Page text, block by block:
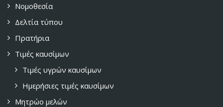
Νομοθεσία
Δελτία τύπου
Πρατήρια
Τιμές καυσίμων
Τιμές υγρών καυσίμων
Ημερήσιες τιμές καυσίμων
Μητρώο μελών